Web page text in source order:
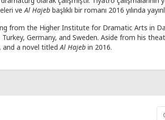
veAl Hajeb başlıklı bir romanı 2016 yılında
from the Higher Institute for Dramatic Arts in
Germany, and Sweden. Aside from his
and a novel titledAl Hajeb in 2016.